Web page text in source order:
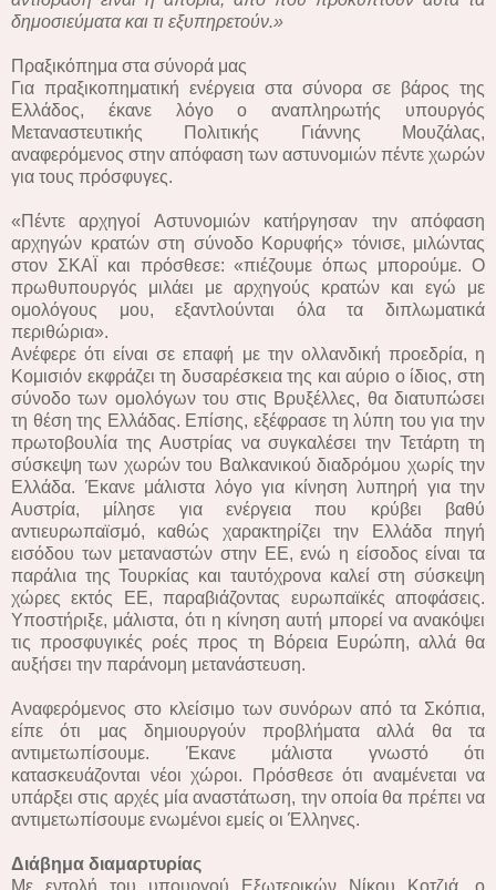
δημοσιεύματα και τι εξυπηρετούν.»
Πραξικόπημα στα σύνορά μας
Για πραξικοπηματική ενέργεια στα σύνορα σε βάρος της
Ελλάδος, έκανε λόγο ο αναπληρωτής υπουργός
Μεταναστευτικής Πολιτικής Γιάννης Μουζάλας,
αναφερόμενος στην απόφαση των αστυνομιών πέντε χωρών
για τους πρόσφυγες.
«Πέντε αρχηγοί Αστυνομιών κατήργησαν την απόφαση
αρχηγών κρατών στη σύνοδο Κορυφής» τόνισε, μιλώντας
στον ΣΚΑΪ και πρόσθεσε: «πιέζουμε όπως μπορούμε. Ο
πρωθυπουργός μιλάει με αρχηγούς κρατών και εγώ με
ομολόγους μου, εξαντλούνται όλα τα διπλωματικά
περιθώρια».
Ανέφερε ότι είναι σε επαφή με την ολλανδική προεδρία, η
Κομισιόν εκφράζει τη δυσαρέσκεια της και αύριο ο ίδιος, στη
σύνοδο των ομολόγων του στις Βρυξέλλες, θα διατυπώσει
τη θέση της Ελλάδας. Επίσης, εξέφρασε τη λύπη του για την
πρωτοβουλία της Αυστρίας να συγκαλέσει την Τετάρτη τη
σύσκεψη των χωρών του Βαλκανικού διαδρόμου χωρίς την
Ελλάδα. Έκανε μάλιστα λόγο για κίνηση λυπηρή για την
Αυστρία, μίλησε για ενέργεια που κρύβει βαθύ
αντιευρωπαϊσμό, καθώς χαρακτηρίζει την Ελλάδα πηγή
εισόδου των μεταναστών στην ΕΕ, ενώ η είσοδος είναι τα
παράλια της Τουρκίας και ταυτόχρονα καλεί στη σύσκεψη
χώρες εκτός ΕΕ, παραβιάζοντας ευρωπαϊκές αποφάσεις.
Υποστήριξε, μάλιστα, ότι η κίνηση αυτή μπορεί να ανακόψει
τις προσφυγικές ροές προς τη Βόρεια Ευρώπη, αλλά θα
αυξήσει την παράνομη μετανάστευση.
Αναφερόμενος στο κλείσιμο των συνόρων από τα Σκόπια,
είπε ότι μας δημιουργούν προβλήματα αλλά θα τα
αντιμετωπίσουμε. Έκανε μάλιστα γνωστό ότι
κατασκευάζονται νέοι χώροι. Πρόσθεσε ότι αναμένεται να
υπάρξει στις αρχές μία αναστάτωση, την οποία θα πρέπει να
αντιμετωπίσουμε ενωμένοι εμείς οι Έλληνες.
Διάβημα διαμαρτυρίας
Με εντολή του υπουργού Εξωτερικών Νίκου Κοτζιά, ο